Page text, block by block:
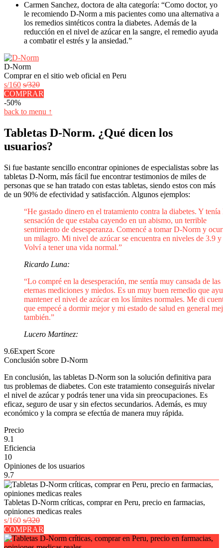
Carmen Sanchez, doctora de alta categoría: “Como doctor, yo
le recomiendo D-Norm a mis pacientes como una alternativa a
los remedios sintéticos contra la diabetes. Además de la
reducción en el nivel de azúcar en la sangre, el remedio ayuda
a combatir el estrés y la ansiedad.”
D-Norm
Comprar en el sitio web oficial en Peru
s/160 s/320
COMPRAR
-50%
back to menu ↑
Tabletas D-Norm. ¿Qué dicen los
usuarios?
Si fue bastante sencillo encontrar opiniones de especialistas sobre las
tabletas D-Norm, más fácil fue encontrar testimonios de miles de
personas que se han tratado con estas tabletas, siendo estos con más
de un 90% de efectividad y satisfacción. Algunos ejemplos:
“He gastado dinero en el tratamiento contra la diabetes. Y tenía
sensación de que estaba cayendo en un abismo, un terrible
sentimiento de desesperanza. Comencé a tomar D-Norm y
un milagro. Mi nivel de azúcar se encuentra en niveles de 3.9
Volví a tener una vida normal.”
Ricardo Luna:
“Lo compré en la desesperación, me sentía muy cansada de las
eternas mediciones y miedos. Es un muy buen remedio que
mantener el nivel de azúcar en los límites normales. Me di
que empecé a dormir mejor y mi estado de salud en general
también.”
Lucero Martinez:
9.6Expert Score
Conclusión sobre D-Norm
En conclusión, las tabletas D-Norm son la solución definitiva para
tus problemas de diabetes. Con este tratamiento conseguirás nivelar
el nivel de azúcar y podrás tener una vida sin preocupaciones. Es
eficaz, seguro de usar y sin efectos secundarios. Además, es muy
económico y la compra se efectúa de manera muy rápida.
Precio
9.1
Eficiencia
10
Opiniones de los usuarios
9.7
Tabletas D-Norm críticas, comprar en Peru, precio en farmacias,
opiniones medicas reales
s/160 s/320
COMPRAR